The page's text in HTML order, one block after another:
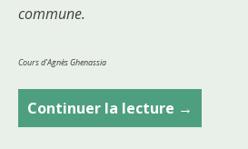
commune.
Cours d’Agnès Ghenassia
Continuer la lecture C
o
→